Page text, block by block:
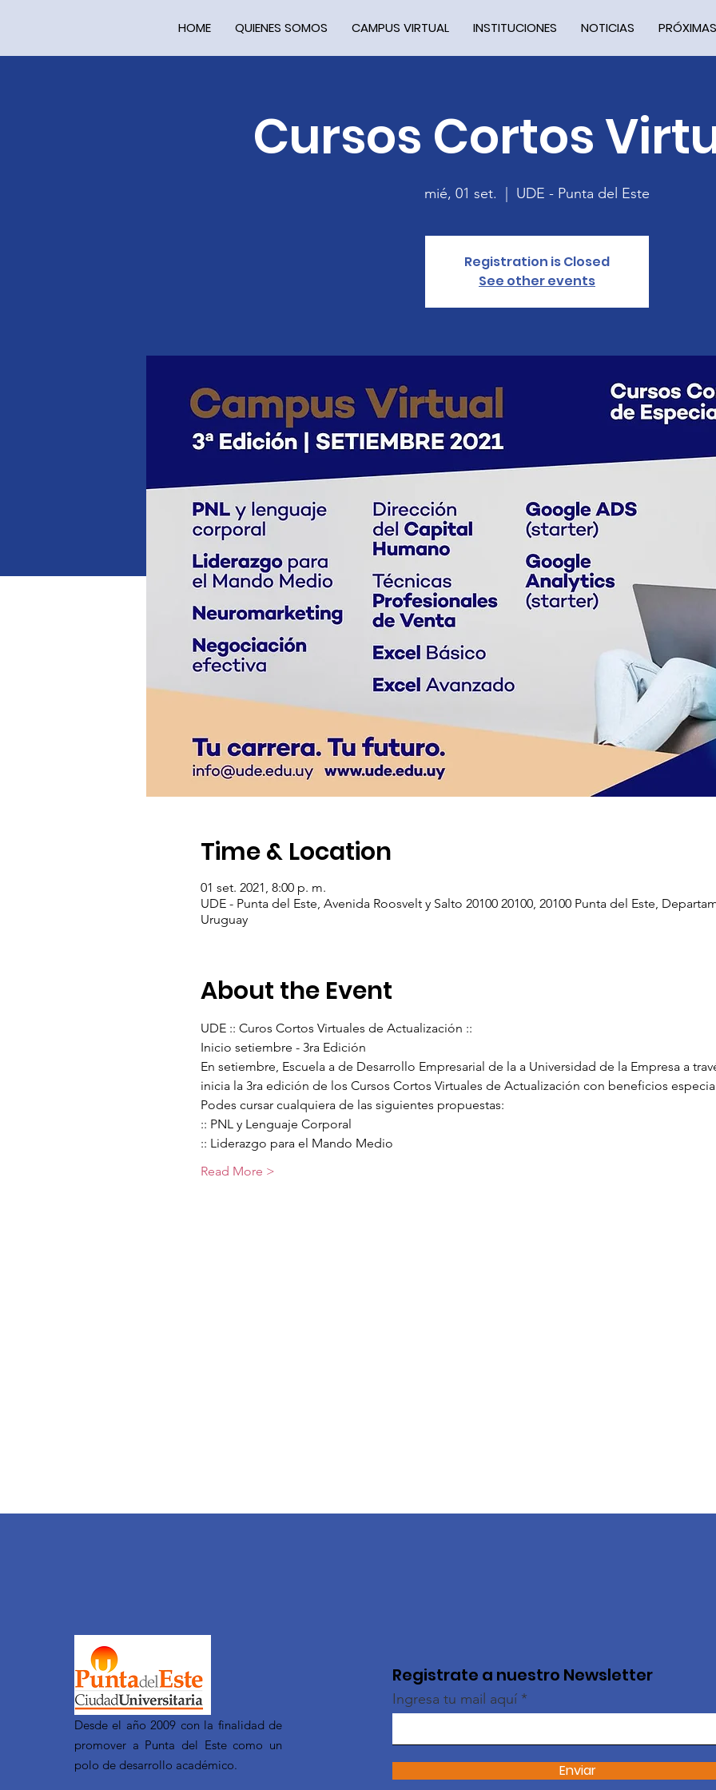
HOME QUIENES SOMOS CAMPUS VIRTUAL INSTITUCIONES NOTICIAS
Cursos Cortos
mié, 01 set. UDE - Punta del Este
Registration is Closed
See other events
Time & Location
01 set. 2021, 8:00 p. m.
UDE - Punta del Este, Avenida Roosvelt y Salto 20100 20100, 20100 Punta del Este,
Uruguay
About the Event
UDE :: Curos Cortos Virtuales de Actualización ::
Inicio setiembre - 3ra Edición
En setiembre, Escuela a de Desarrollo Empresarial de la a Universidad de la Empresa a
inicia la 3ra edición de los Cursos Cortos Virtuales de Actualización con beneficios
Podes cursar cualquiera de las siguientes propuestas:
:: PNL y Lenguaje Corporal
:: Liderazgo para el Mando Medio
Read More >
Desde el año 2009 con la finalidad de
promover a Punta del Este como un
polo de desarrollo académico.
Registrate a nuestro Newsletter
Ingresa tu mail aquí
Enviar